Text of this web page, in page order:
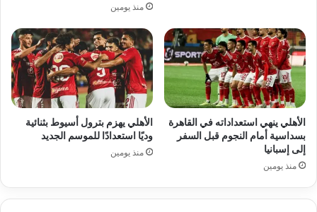
منذ يومين
الأهلي ينهي استعداداته في القاهرة
بسداسية أمام النجوم قبل السفر
إلى إسبانيا
منذ يومين
الأهلي يهزم بترول أسيوط بثنائية
وديًا استعدادًا للموسم الجديد
منذ يومين